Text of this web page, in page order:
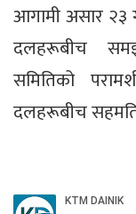
आगामी असार २३
दलहरूबीच
समितिको
दलहरूबीच